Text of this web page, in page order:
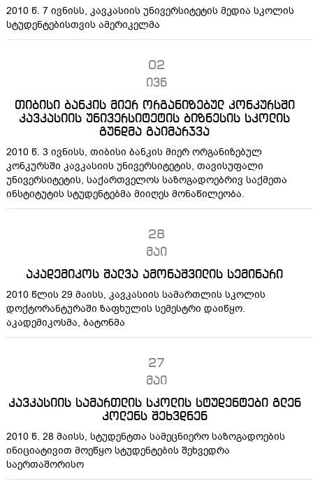
2010 წ. 7 ივნისს, კავკასიის უნივერსიტეტის მედია სკოლის
სტუდენტებისთვის ამერიკელმა
02
ივნ
თიბისი ბანკის მიერ ორგანიზებულ კონკურსში
კავკასიის უნივერსიტეტის ბიზნესის სკოლის
გუნდმა გაიმარჯვა
2010 წ. 3 ივნისს, თიბისი ბანკის მიერ ორგანიზებულ
კონკურსში კავკასიის უნივერსიტეტის, თავისუფალი
უნივერსიტეტის, საქართველოს საზოგადოებრივ საქმეთა
ინსტიტუტის სტუდენტებმა მიიღეს მონაწილეობა.
28
მაი
აკადემიკოს შალვა ამონაშვილის სემინარი
2010 წლის 29 მაისს, კავკასიის სამართლის სკოლის
დოქტორანტურაში ზაფხულის სემესტრი დაიწყო.
აკადემიკოსმა, ბატონმა
27
მაი
კავკასიის სამართლის სკოლის სტუდენტები გლენ
კოლენს შეხვდნენ
2010 წ. 28 მაისს, სტუდენტთა სამეცნიერო საზოგადოების
ინიციატივით მოეწყო სტუდენტების შეხვედრა
საერთაშორისო